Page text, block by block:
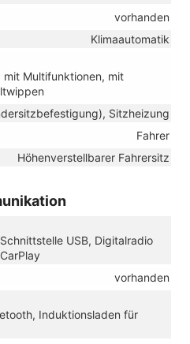
vorhanden
Klimaautomatik
mit Multifunktionen, mit
Sitzheizung
Fahrer
Höhenverstellbarer Fahrersitz
USB, Digitalradio
vorhanden
Induktionsladen für